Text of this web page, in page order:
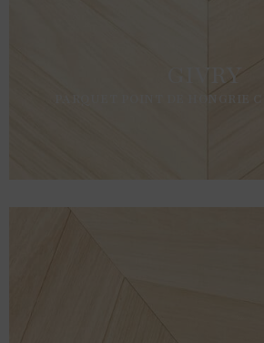
GIVRY
PARQUET POINT DE HONGRIE